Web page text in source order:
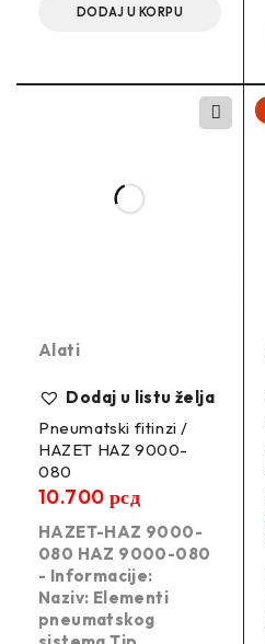
DODAJ U KORPU
Alati
Dodaj u listu želja
Pneumatski fitinzi /
HAZET HAZ 9000-
080
10.700 рсд
HAZET-HAZ 9000-
080 HAZ 9000-080
- Informacije:
Naziv: Elementi
pneumatskog